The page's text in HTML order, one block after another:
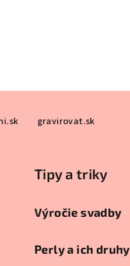
gravirovat.sk
Tipy a triky
Výročie svadby
Perly a ich druhy